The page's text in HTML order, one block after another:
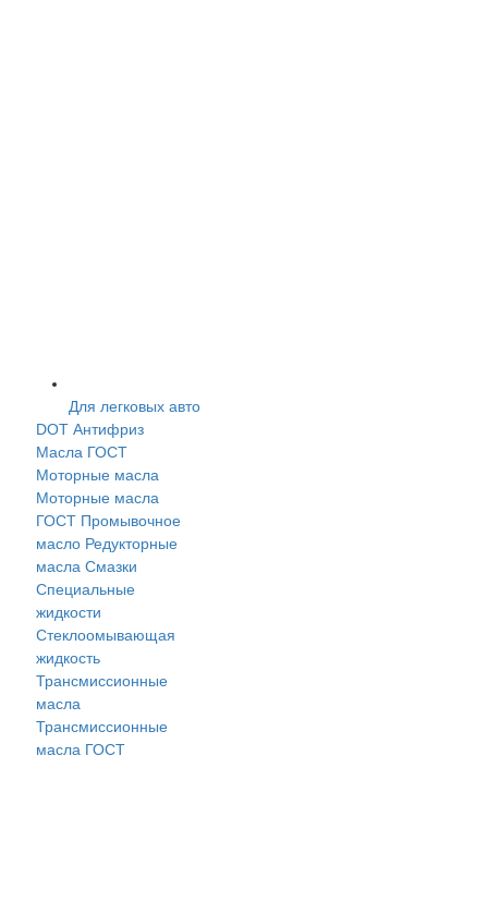
Для легковых авто
DOT Антифриз
Масла ГОСТ
Моторные масла
Моторные масла
ГОСТ Промывочное
масло Редукторные
масла Смазки
Специальные
жидкости
Стеклоомывающая
жидкость
Трансмиссионные
масла
Трансмиссионные
масла ГОСТ